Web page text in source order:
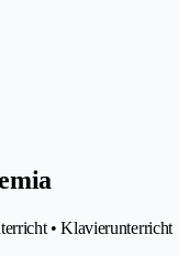
• Klavierunterricht